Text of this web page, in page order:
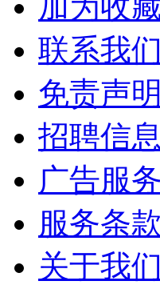
联系我们
免责声明
招聘信息
广告服务
服务条款
关于我们